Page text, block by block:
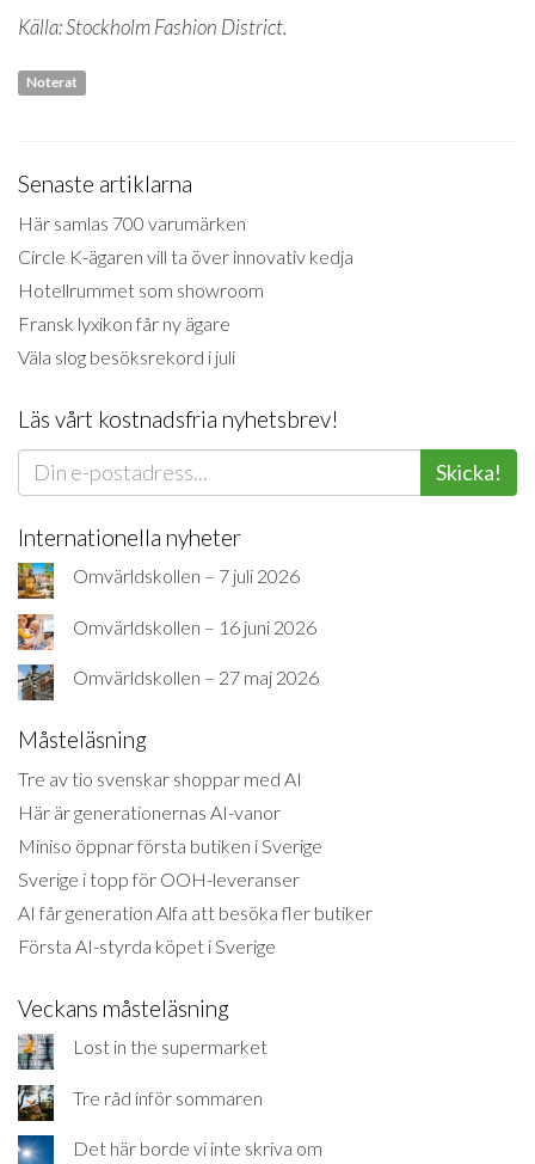
Källa: Stockholm Fashion District.
Noterat
Senaste artiklarna
Här samlas 700 varumärken
Circle K-ägaren vill ta över innovativ kedja
Hotellrummet som showroom
Fransk lyxikon får ny ägare
Väla slog besöksrekord i juli
Läs vårt kostnadsfria nyhetsbrev!
Skicka!
Internationella nyheter
Omvärldskollen – 7 juli 2026
Omvärldskollen – 16 juni 2026
Omvärldskollen – 27 maj 2026
Måsteläsning
Tre av tio svenskar shoppar med AI
Här är generationernas AI-vanor
Miniso öppnar första butiken i Sverige
Sverige i topp för OOH-leveranser
AI får generation Alfa att besöka fler butiker
Första AI-styrda köpet i Sverige
Veckans måsteläsning
Lost in the supermarket
Tre råd inför sommaren
Det här borde vi inte skriva om